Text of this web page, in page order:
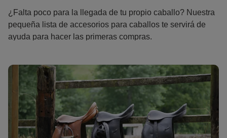
¿Falta poco para la llegada de tu propio caballo? Nuestra
pequeña lista de accesorios para caballos te servirá de
ayuda para hacer las primeras compras.